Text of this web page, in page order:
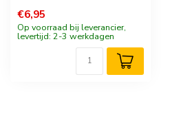
€6,95
Op voorraad bij leverancier,
levertijd: 2-3 werkdagen